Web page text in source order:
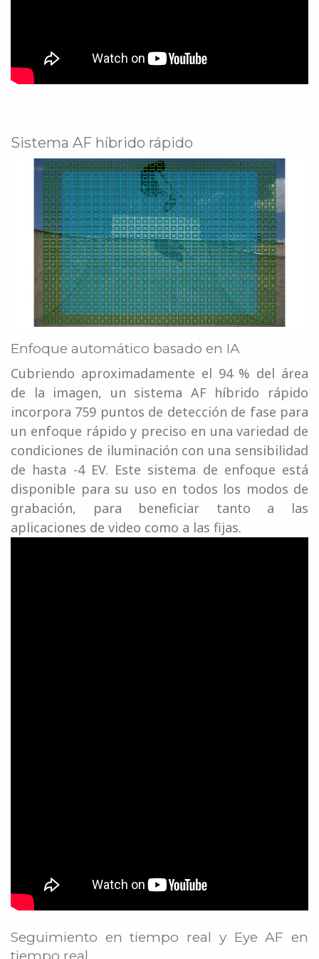
Sistema AF híbrido rápido
Enfoque automático basado en IA
Cubriendo aproximadamente el 94 % del área
de la imagen, un sistema AF híbrido rápido
incorpora 759 puntos de detección de fase para
un enfoque rápido y preciso en una variedad de
condiciones de iluminación con una sensibilidad
de hasta -4 EV. Este sistema de enfoque está
disponible para su uso en todos los modos de
grabación, para beneficiar tanto a las
aplicaciones de video como a las fijas.
Seguimiento en tiempo real y Eye AF en
tiempo real